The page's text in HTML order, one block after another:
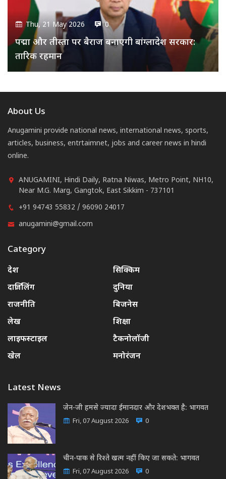
Thu, 21 May 2026 0
पद्मा और तीस्ता पर बैराज बनाएगी बांग्लादेश सरकार:
तारिक रहमान
About Us
Anugamini provide national news, international news, sports,
articles, business, entrtaimnet, jobs and career news in hindi
online.
ANUGAMINI, Hindi Daily, Ratna Niwas, Metro Point, NH10,
Near M.G. Marg, Gangtok, East Sikkim - 737101
+91 94743 55832 / 96090 24017
anugamini@gmail.com
Category
देश
सिक्किम
दार्जिलिंग
दुनिया
राजनीति
बिजनेस
लेख
शिक्षा
लाइफस्टाइल
टैकनोलॉजी
खेल
मनोरंजन
Latest News
जेन-जी हमसे ज्यादा ईमानदार और देशभक्त है: भागवत
Fri, 07 August 2026 0
चीन-पाक से रिश्ते खत्म नहीं किए जा सकते: भागवत
Fri, 07 August 2026 0